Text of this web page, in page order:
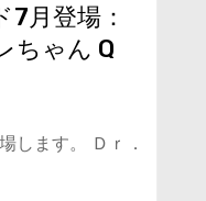
月登場：
ちゃん Q
します。 Ｄｒ．